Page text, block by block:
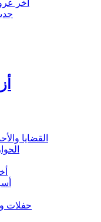
أخر
القضايا
حفلات